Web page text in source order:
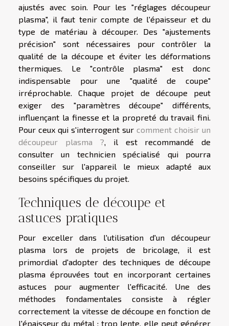
ajustés avec soin. Pour les "réglages découpeur
plasma", il faut tenir compte de l'épaisseur et du
type de matériau à découper. Des "ajustements
précision" sont nécessaires pour contrôler la
qualité de la découpe et éviter les déformations
thermiques. Le "contrôle plasma" est donc
indispensable pour une "qualité de coupe"
irréprochable. Chaque projet de découpe peut
exiger des "paramètres découpe" différents,
influençant la finesse et la propreté du travail fini.
Pour ceux qui s'interrogent sur comment choisir un
découpeur plasma ? , il est recommandé de
consulter un technicien spécialisé qui pourra
conseiller sur l'appareil le mieux adapté aux
besoins spécifiques du projet.
Techniques de découpe et
astuces pratiques
Pour exceller dans l'utilisation d'un découpeur
plasma lors de projets de bricolage, il est
primordial d'adopter des techniques de découpe
plasma éprouvées tout en incorporant certaines
astuces pour augmenter l'efficacité. Une des
méthodes fondamentales consiste à régler
correctement la vitesse de découpe en fonction de
l'épaisseur du métal : trop lente, elle peut générer